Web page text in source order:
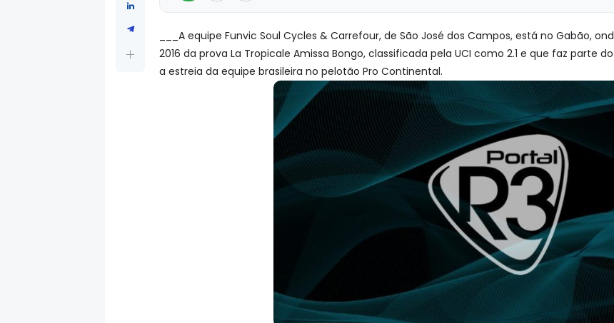
___A equipe Funvic Soul Cycles & Carrefour, de São José dos Campos, está no Gabão,
2016 da prova La Tropicale Amissa Bongo, classificada pela UCI como 2.1 e que faz parte
a estreia da equipe brasileira no pelotão Pro Continental.